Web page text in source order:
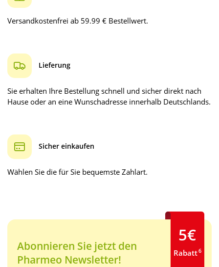
Versandkostenfrei ab 59.99 € Bestellwert.
Lieferung
Sie erhalten Ihre Bestellung schnell und sicher direkt nach
Hause oder an eine Wunschadresse innerhalb Deutschlands.
Sicher einkaufen
Wählen Sie die für Sie bequemste Zahlart.
Abonnieren Sie jetzt den
Pharmeo Newsletter!
5€
Rabatt6